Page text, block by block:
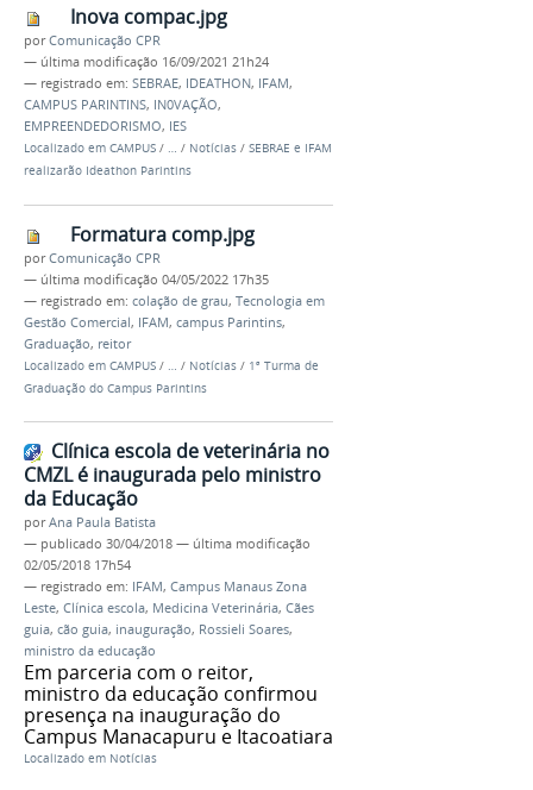
Inova compac.jpg
porComunicação CPR
— última modificação 16/09/2021 21h24
— registrado em: SEBRAE, IDEATHON, IFAM,
CAMPUS PARINTINS, IN0VAÇÃO,
EMPREENDEDORISMO, IES
Localizado em CAMPUS / … / Notícias / SEBRAE e IFAM
realizarão Ideathon Parintins
Formatura comp.jpg
porComunicação CPR
— última modificação 04/05/2022 17h35
— registrado em: colação de grau, Tecnologia em
Gestão Comercial, IFAM, campus Parintins,
Graduação, reitor
Localizado em CAMPUS / … / Notícias / 1ª Turma de
Graduação do Campus Parintins
Clínica escola de veterinária no
CMZL é inaugurada pelo ministro
da Educação
porAna Paula Batista
— publicado 30/04/2018 — última modificação
02/05/2018 17h54
— registrado em: IFAM, Campus Manaus Zona
Leste, Clínica escola, Medicina Veterinária, Cães
guia, cão guia, inauguração, Rossieli Soares,
ministro da educação
Em parceria com o reitor,
ministro da educação confirmou
presença na inauguração do
Campus Manacapuru e Itacoatiara
Localizado em Notícias